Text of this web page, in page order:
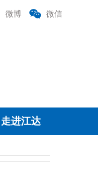
微博
微信
走进江达